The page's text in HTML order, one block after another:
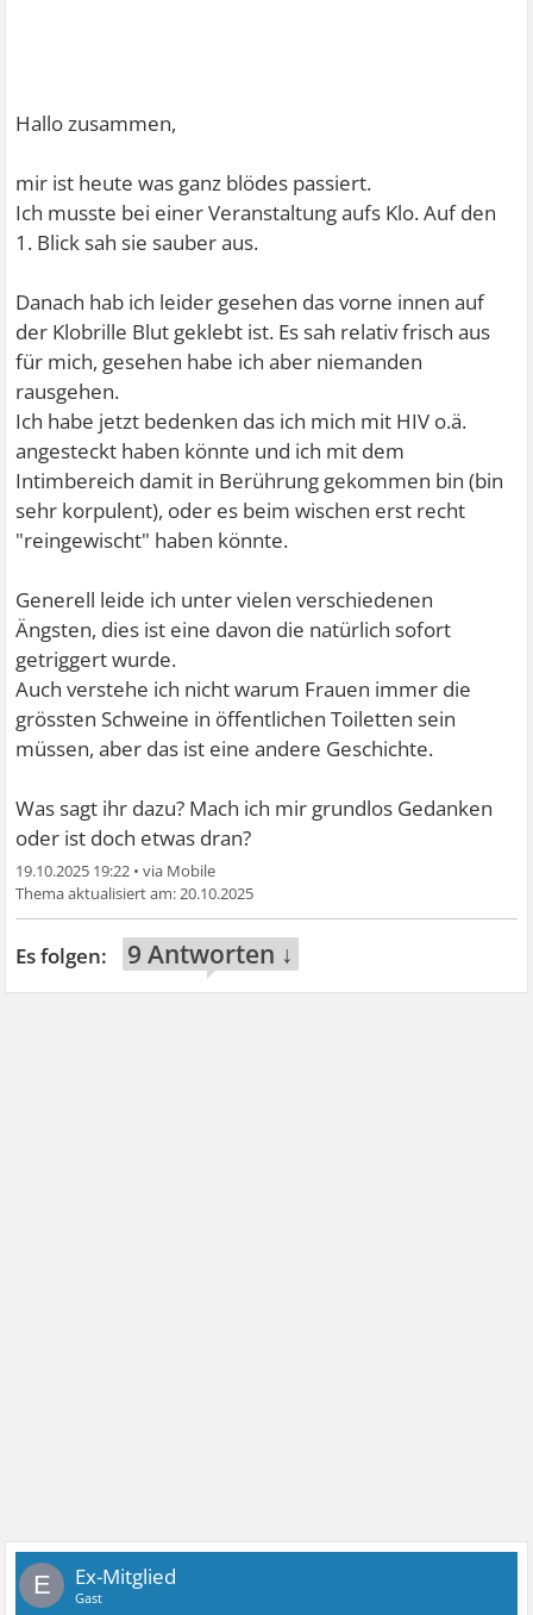
Hallo zusammen,
mir ist heute was ganz blödes passiert.
Ich musste bei einer Veranstaltung aufs Klo. Auf den
1. Blick sah sie sauber aus.
Danach hab ich leider gesehen das vorne innen auf
der Klobrille Blut geklebt ist. Es sah relativ frisch aus
für mich, gesehen habe ich aber niemanden
rausgehen.
Ich habe jetzt bedenken das ich mich mit HIV o.ä.
angesteckt haben könnte und ich mit dem
Intimbereich damit in Berührung gekommen bin (bin
sehr korpulent), oder es beim wischen erst recht
"reingewischt" haben könnte.
Generell leide ich unter vielen verschiedenen
Ängsten, dies ist eine davon die natürlich sofort
getriggert wurde.
Auch verstehe ich nicht warum Frauen immer die
grössten Schweine in öffentlichen Toiletten sein
müssen, aber das ist eine andere Geschichte.
Was sagt ihr dazu? Mach ich mir grundlos Gedanken
oder ist doch etwas dran?
19.10.2025 19:22 •
20.10.2025
9 Antworten ↓
E Ex-Mitglied
Gast